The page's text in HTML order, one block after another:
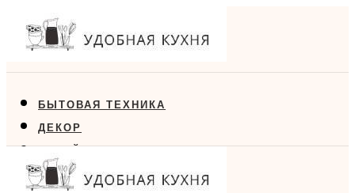
БЫТОВАЯ ТЕХНИКА
ДЕКОР
ДИЗАЙН
ЕДА